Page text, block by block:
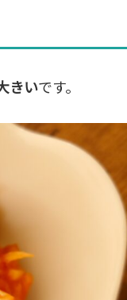
きいです。